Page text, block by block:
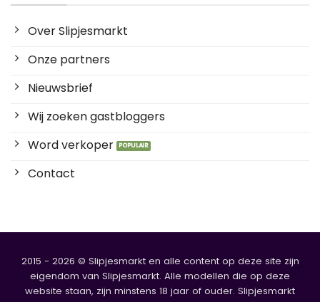
Over Slipjesmarkt
Onze partners
Nieuwsbrief
Wij zoeken gastbloggers
Word verkoper
Contact
2015 - 2026 © Slipjesmarkt en alle content op deze site zijn
eigendom van Slipjesmarkt. Alle modellen die op deze
website staan, zijn minstens 18 jaar of ouder. Slipjesmarkt